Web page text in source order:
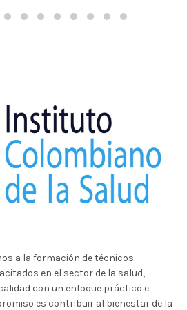
a la formación de técnicos
en el sector de la salud,
con un enfoque práctico e
es contribuir al bienestar de la